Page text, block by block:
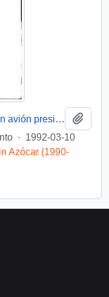
Nómina de personas que viajan en avión presidencial: día 12 marzo 09:30 hrs. Salon Vip, Pudahuel
· 1992-03-10
Azócar (1990-